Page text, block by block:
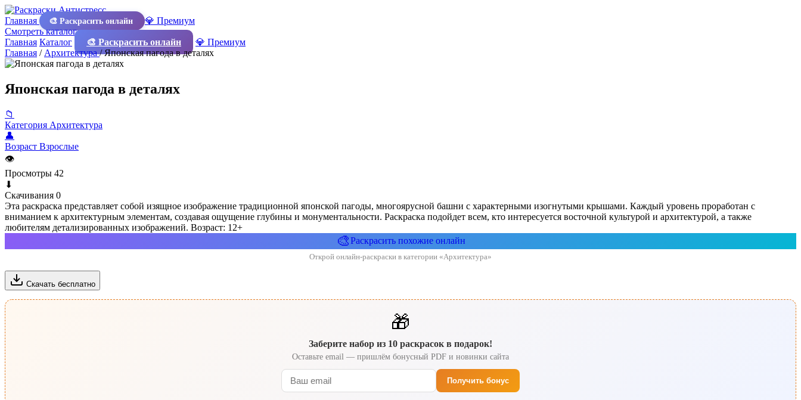
Главная 🎨 Раскрасить онлайн
💎 Премиум
Смотреть каталог
Главная Каталог 🎨 Раскрасить онлайн
💎 Премиум
Главная / Архитектура/Японская пагода в деталях
Японская пагода в деталях
📁
Категория Архитектура
👤
Возраст Взрослые
👁
Просмотры 42
⬇
Скачивания 0
Эта раскраска представляет собой изящное изображение традиционной японской пагоды, многоярусной башни с характерными изогнутыми крышами. Каждый уровень проработан с
вниманием к архитектурным элементам, создавая ощущение глубины и монументальности. Раскраска подойдет всем, кто интересуется восточной культурой и архитектурой, а также
любителям детализированных изображений. Возраст: 12+
🎨Раскрасить похожие онлайн
Открой онлайн-раскраски в категории «Архитектура»
Скачать бесплатно
🎁
Заберите набор из 10 раскрасок в подарок!
Оставьте email — пришлём бонусный PDF и новинки сайта
Получить бонус